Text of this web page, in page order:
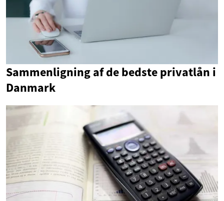
Sammenligning af de bedste privatlån i
Danmark